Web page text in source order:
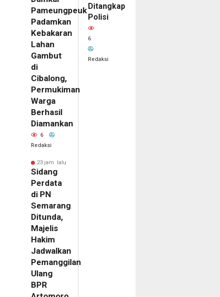
Pameungpeuk
Padamkan
Kebakaran
Lahan
Gambut
di
Cibalong,
Permukiman
Warga
Berhasil
Diamankan
6
Redaksi
23 jam lalu
Sidang
Perdata
di PN
Semarang
Ditunda,
Majelis
Hakim
Jadwalkan
Pemanggilan
Ulang
BPR
Ditangkap
Polisi
6
Redaksi